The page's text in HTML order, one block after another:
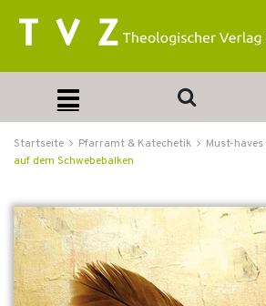
Startseite Pfarramt & Katechetik Must-
auf dem Schwebebalken